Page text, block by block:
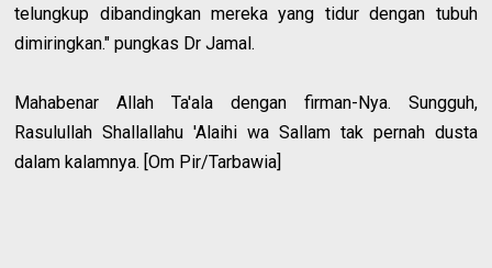
telungkup dibandingkan mereka yang tidur dengan tubuh
dimiringkan." pungkas Dr Jamal.
Mahabenar Allah Ta'ala dengan firman-Nya. Sungguh,
Rasulullah Shallallahu 'Alaihi wa Sallam tak pernah dusta
dalam kalamnya. [Om Pir/Tarbawia]